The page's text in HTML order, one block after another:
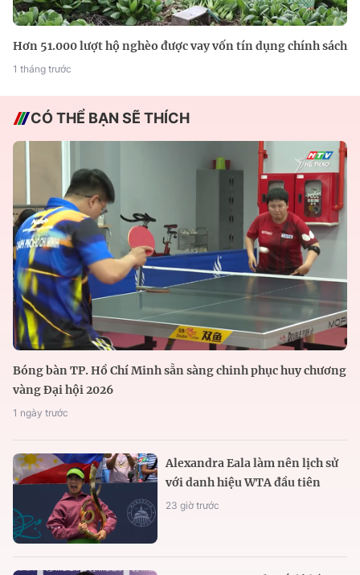
Hơn 51.000 lượt hộ nghèo được vay vốn tín dụng chính sách
1 tháng trước
CÓ THỂ BẠN SẼ THÍCH
Bóng bàn TP. Hồ Chí Minh sẵn sàng chinh phục huy chương
vàng Đại hội 2026
1 ngày trước
Alexandra Eala làm nên lịch sử
với danh hiệu WTA đầu tiên
23 giờ trước